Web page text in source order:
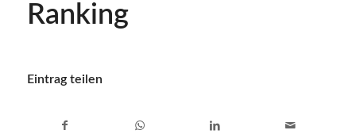
Ranking
Eintrag teilen